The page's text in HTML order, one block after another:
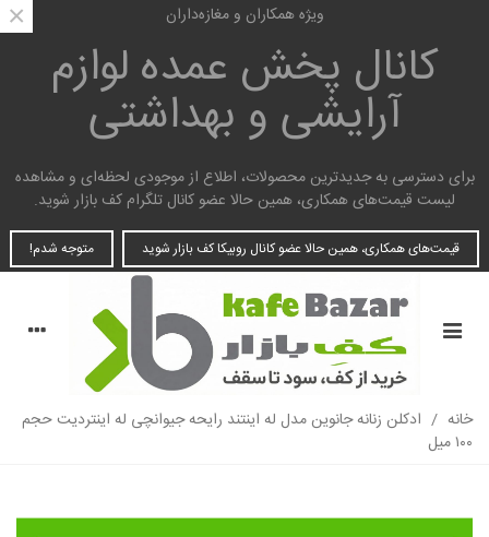
ویژه همکاران و مغازه‌داران
کانال پخش عمدهلوازم
آرایشی و بهداشتی
برای دسترسی به جدیدترین محصولات، اطلاع از موجودی لحظه‌ای و مشاهده
لیست قیمت‌های همکاری، همین حالا عضو کانال تلگرام کف بازار شوید.
قیمت‌های همکاری، همین حالا عضو کانال روبیکا کف بازار شوید متوجه شدم!
×
خانه / ادکلن زنانه جانوین مدل له اینتند رایحه جیوانچی له اینتردیت حجم
۱۰۰ میل